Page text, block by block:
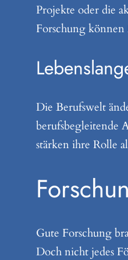
Projekte oder die
Forschung
Die Berufswelt
berufsbegleitende
stärken ihre Rolle
Gute Forschung
Doch nicht jedes